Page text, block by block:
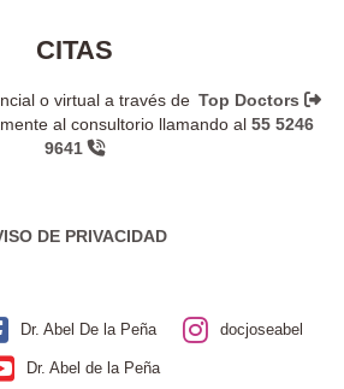
CITAS
o virtual a través de Top Doctors
al consultorio llamando al 55 5246
9641
DE PRIVACIDAD
Dr. Abel De la Peña docjoseabel
Dr. Abel de la Peña